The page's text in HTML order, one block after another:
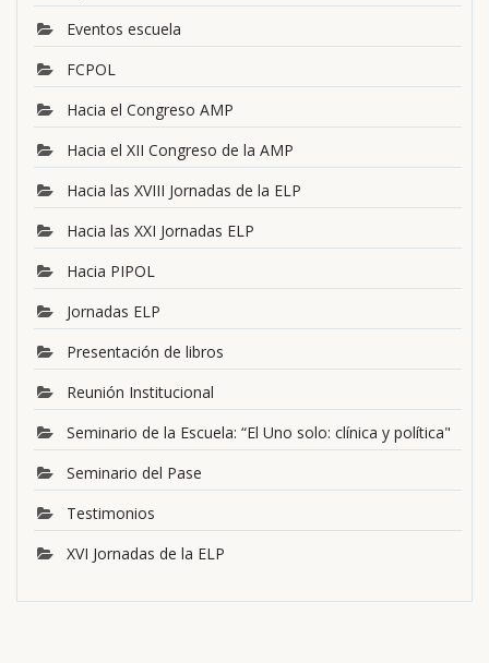
Eventos escuela
FCPOL
Hacia el Congreso AMP
Hacia el XII Congreso de la AMP
Hacia las XVIII Jornadas de la ELP
Hacia las XXI Jornadas ELP
Hacia PIPOL
Jornadas ELP
Presentación de libros
Reunión Institucional
Seminario de la Escuela: “El Uno solo: clínica y política"
Seminario del Pase
Testimonios
XVI Jornadas de la ELP